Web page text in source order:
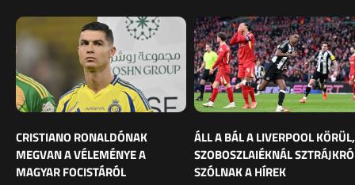
CRISTIANO RONALDÓNAK
MEGVAN A VÉLEMÉNYE A
MAGYAR FOCISTÁRÓL
ÁLL A BÁL A LIVERPOOL KÖRÜL,
SZOBOSZLAIÉKNÁL
SZÓLNAK A HÍREK